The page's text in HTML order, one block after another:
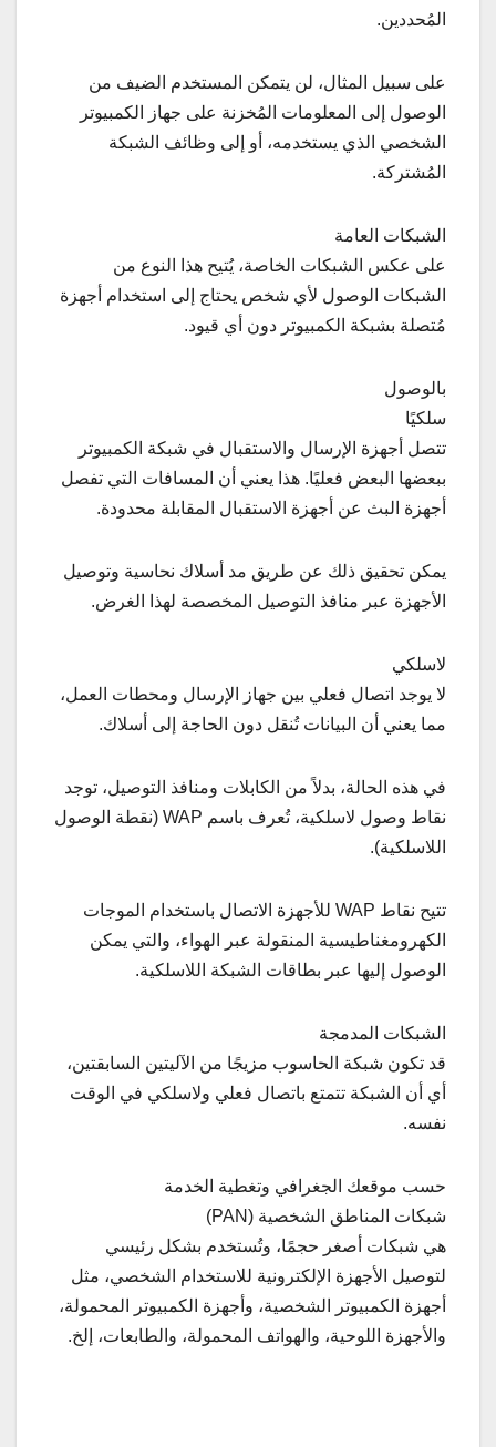
المُحددين.
على سبيل المثال، لن يتمكن المستخدم الضيف من
الوصول إلى المعلومات المُخزنة على جهاز الكمبيوتر
الشخصي الذي يستخدمه، أو إلى وظائف الشبكة
المُشتركة.
الشبكات العامة
على عكس الشبكات الخاصة، يُتيح هذا النوع من
الشبكات الوصول لأي شخص يحتاج إلى استخدام أجهزة
مُتصلة بشبكة الكمبيوتر دون أي قيود.
بالوصول
سلكيًا
تتصل أجهزة الإرسال والاستقبال في شبكة الكمبيوتر
ببعضها البعض فعليًا. هذا يعني أن المسافات التي تفصل
أجهزة البث عن أجهزة الاستقبال المقابلة محدودة.
يمكن تحقيق ذلك عن طريق مد أسلاك نحاسية وتوصيل
الأجهزة عبر منافذ التوصيل المخصصة لهذا الغرض.
لاسلكي
لا يوجد اتصال فعلي بين جهاز الإرسال ومحطات العمل،
مما يعني أن البيانات تُنقل دون الحاجة إلى أسلاك.
في هذه الحالة، بدلاً من الكابلات ومنافذ التوصيل، توجد
نقاط وصول لاسلكية، تُعرف باسم WAP (نقطة الوصول
اللاسلكية).
تتيح نقاط WAP للأجهزة الاتصال باستخدام الموجات
الكهرومغناطيسية المنقولة عبر الهواء، والتي يمكن
الوصول إليها عبر بطاقات الشبكة اللاسلكية.
الشبكات المدمجة
قد تكون شبكة الحاسوب مزيجًا من الآليتين السابقتين،
أي أن الشبكة تتمتع باتصال فعلي ولاسلكي في الوقت
نفسه.
حسب موقعك الجغرافي وتغطية الخدمة
شبكات المناطق الشخصية (PAN)
هي شبكات أصغر حجمًا، وتُستخدم بشكل رئيسي
لتوصيل الأجهزة الإلكترونية للاستخدام الشخصي، مثل
أجهزة الكمبيوتر الشخصية، وأجهزة الكمبيوتر المحمولة،
والأجهزة اللوحية، والهواتف المحمولة، والطابعات، إلخ.